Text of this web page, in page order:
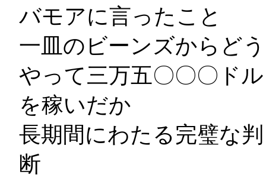
バモアに言ったこと
一皿のビーンズからどう
やって三万五〇〇〇ドル
を稼いだか
長期間にわたる完璧な判
断